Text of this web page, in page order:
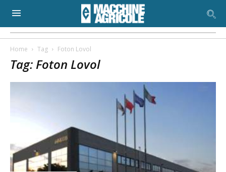
Home Tag Foton Lovol
Tag: Foton Lovol